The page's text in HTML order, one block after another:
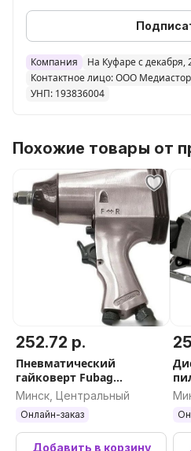
Компания
На Куфаре с декабря,
Контактное лицо: ООО Медиастор
УНП: 193836004
Похожие товары от
252.72 р.
Пневматический
гайковерт Fubag
PWS158/312 100102
Минск, Центральный
Онлайн-заказ
Добавить в корзину